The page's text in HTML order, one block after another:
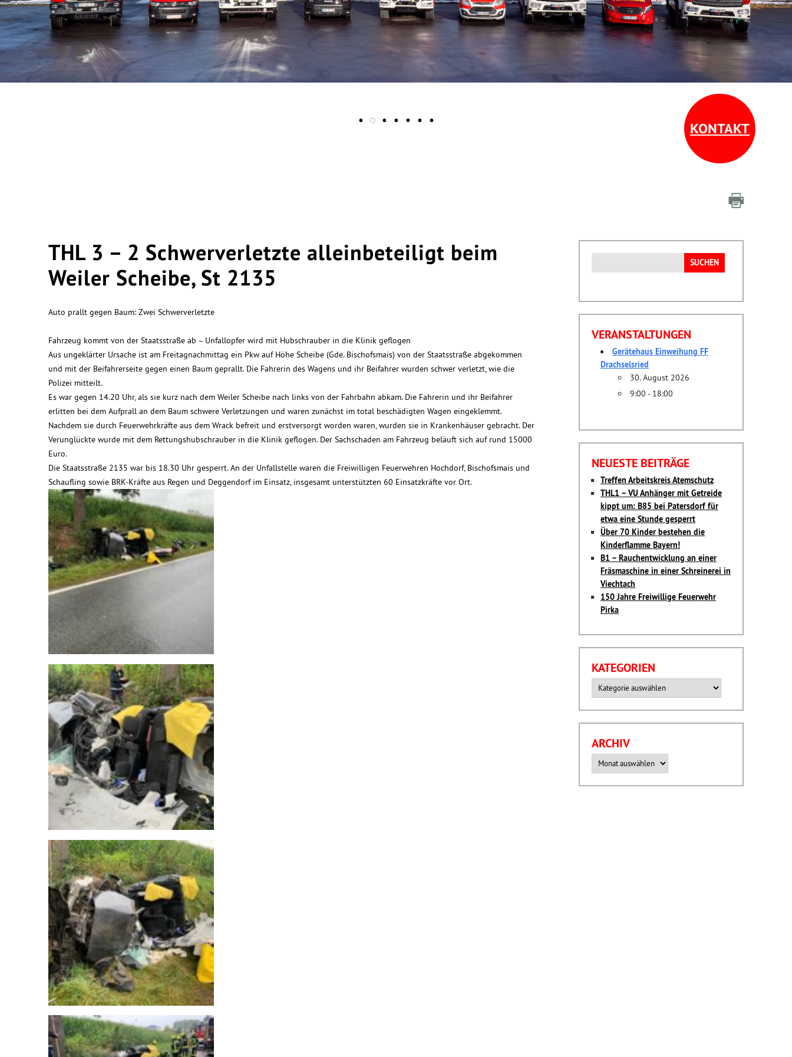
KONTAKT
THL 3 – 2 Schwerverletzte alleinbeteiligt beim
Weiler Scheibe, St 2135
Auto prallt gegen Baum: Zwei Schwerverletzte
Fahrzeug kommt von der Staatsstraße ab – Unfallopfer wird mit Hubschrauber in die Klinik geflogen
Aus ungeklärter Ursache ist am Freitagnachmittag ein Pkw auf Höhe Scheibe (Gde. Bischofsmais) von der Staatsstraße abgekommen
und mit der Beifahrerseite gegen einen Baum geprallt. Die Fahrerin des Wagens und ihr Beifahrer wurden schwer verletzt, wie die
Polizei mitteilt.
Es war gegen 14.20 Uhr, als sie kurz nach dem Weiler Scheibe nach links von der Fahrbahn abkam. Die Fahrerin und ihr Beifahrer
erlitten bei dem Aufprall an dem Baum schwere Verletzungen und waren zunächst im total beschädigten Wagen eingeklemmt.
Nachdem sie durch Feuerwehrkräfte aus dem Wrack befreit und erstversorgt worden waren, wurden sie in Krankenhäuser gebracht. Der
Verunglückte wurde mit dem Rettungshubschrauber in die Klinik geflogen. Der Sachschaden am Fahrzeug beläuft sich auf rund 15000
Euro.
Die Staatsstraße 2135 war bis 18.30 Uhr gesperrt. An der Unfallstelle waren die Freiwilligen Feuerwehren Hochdorf, Bischofsmais und
Schaufling sowie BRK-Kräfte aus Regen und Deggendorf im Einsatz, insgesamt unterstützten 60 Einsatzkräfte vor Ort.
nach:
VERANSTALTUNGEN
Gerätehaus Einweihung FF
Drachselsried
30. August 2026
9:00 - 18:00
NEUESTE BEITRÄGE
Treffen Arbeitskreis Atemschutz
THL1 – VU Anhänger mit Getreide
kippt um: B85 bei Patersdorf für
etwa eine Stunde gesperrt
Über 70 Kinder bestehen die
Kinderflamme Bayern!
B1 – Rauchentwicklung an einer
Fräsmaschine in einer Schreinerei in
Viechtach
150 Jahre Freiwillige Feuerwehr
Pirka
KATEGORIEN
Kategorien
ARCHIV
Archiv